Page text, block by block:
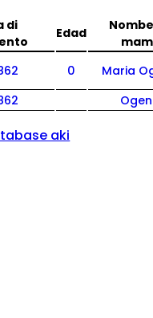
di
Edad
0 Maria
aki